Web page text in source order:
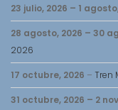
23 julio, 2026 – 1
28 agosto, 2026 – 30
2026
17 octubre, 2026 – Tren
31 octubre, 2026 – 2